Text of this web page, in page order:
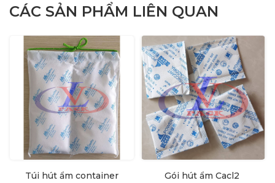
CÁC SẢN PHẨM LIÊN QUAN
Túi hút ẩm container
Gói hút ẩm Cacl2